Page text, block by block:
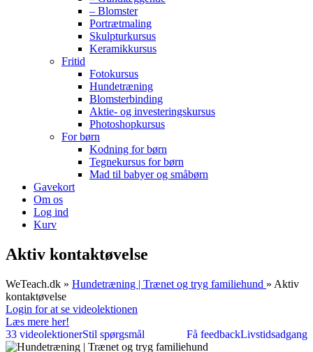
– Blomster
Portrætmaling
Skulpturkursus
Keramikkursus
Fritid
Fotokursus
Hundetræning
Blomsterbinding
Aktie- og investeringskursus
Photoshopkursus
For børn
Kodning for børn
Tegnekursus for børn
Mad til babyer og småbørn
Gavekort
Om os
Log ind
Kurv
Aktiv kontaktøvelse
WeTeach.dk » Hundetræning | Trænet og tryg familiehund » Aktiv
kontaktøvelse
Login for at se videolektionen
Læs mere her!
33 videolektioner
Livstidsadgang
Stil spørgsmål Få feedback